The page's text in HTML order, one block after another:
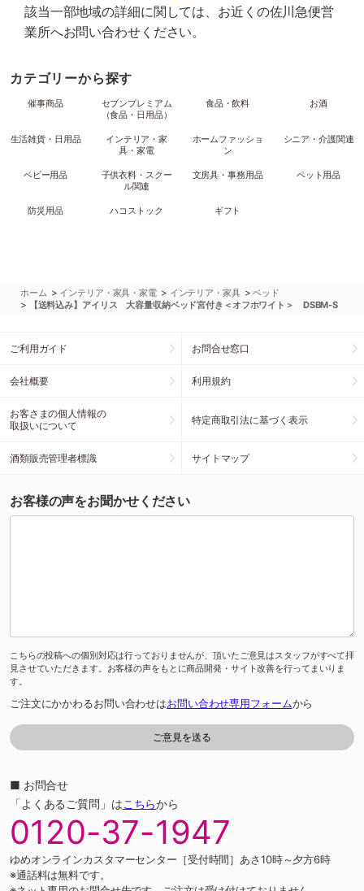
該当一部地域の詳細に関しては、お近くの佐川急便営
業所へお問い合わせください。
カテゴリーから探す
催事商品
セブンプレミアム
（食品・日用品）
食品・飲料 お酒
生活雑貨・日用品
インテリア・家
具・家電
ホームファッショ
ン
シニア・介護関連
ベビー用品
子供衣料・スクー
ル関連
文房具・事務用品 ペット用品
防災用品 ハコストック ギフト
ホーム > インテリア・家具・家電 > インテリア・家具 >ベッド
> 【送料込み】アイリス 大容量収納ベッド宮付き＜オフホワイト＞ DSBM-S
ご利用ガイド お問合せ窓口
会社概要 利用規約
お客さまの個人情報の
取扱いについて
特定商取引法に基づく表示
酒類販売管理者標識 サイトマップ
お客様の声をお聞かせください
こちらの投稿への個別対応は行っておりませんが、頂いたご意見はスタッフがすべて拝
見させていただきます。お客様の声をもとに商品開発・サイト改善を行ってまいりま
す。
ご注文にかかわるお問い合わせはお問い合わせ専用フォームから
■ お問合せ
「よくあるご質問」はこちらから
0120-37-1947
ゆめオンラインカスタマーセンター［受付時間］あさ10時～夕方6時
※通話料は無料です。